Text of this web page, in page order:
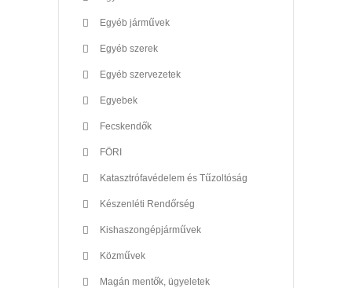
Egyéb járművek
Egyéb szerek
Egyéb szervezetek
Egyebek
Fecskendők
FÖRI
Katasztrófavédelem és Tűzoltóság
Készenléti Rendőrség
Kishaszongépjárművek
Közművek
Magán mentők, ügyeletek